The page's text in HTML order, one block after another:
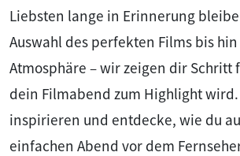
Liebsten lange in Erinnerung
Auswahl des perfekten Films bis
Atmosphäre – wir zeigen dir Schritt
dein Filmabend zum Highlight wird.
inspirieren und entdecke, wie du
einfachen Abend vor dem